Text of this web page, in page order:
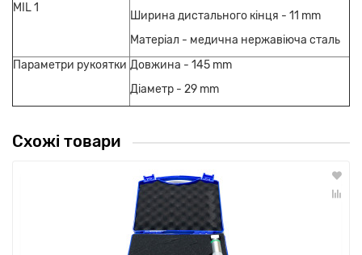
MIL 1
Ширина дистального кінця - 11 mm
Матеріал - медична нержавіюча сталь
Параметри рукоятки Довжина - 145 mm
Діаметр - 29 mm
Схожі товари